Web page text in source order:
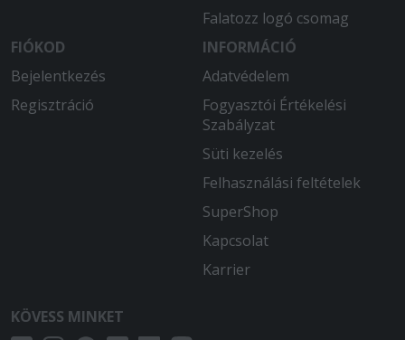
Falatozz logó csomag
FIÓKOD
Bejelentkezés
Regisztráció
INFORMÁCIÓ
Adatvédelem
Fogyasztói Értékelési
Szabályzat
Süti kezelés
Felhasználási feltételek
SuperShop
Kapcsolat
Karrier
KÖVESS MINKET